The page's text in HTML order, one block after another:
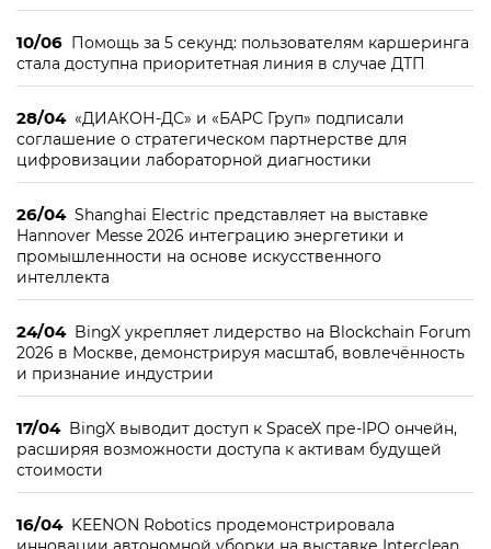
10/06 Помощь за 5 секунд: пользователям каршеринга
стала доступна приоритетная линия в случае ДТП
28/04 «ДИАКОН-ДС» и «БАРС Груп» подписали
соглашение о стратегическом партнерстве для
цифровизации лабораторной диагностики
26/04 Shanghai Electric представляет на выставке
Hannover Messe 2026 интеграцию энергетики и
промышленности на основе искусственного
интеллекта
24/04 BingX укрепляет лидерство на Blockchain Forum
2026 в Москве, демонстрируя масштаб, вовлечённость
и признание индустрии
17/04 BingX выводит доступ к SpaceX пре-IPO ончейн,
расширяя возможности доступа к активам будущей
стоимости
16/04 KEENON Robotics продемонстрировала